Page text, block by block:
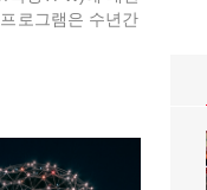
로그램은 수년간